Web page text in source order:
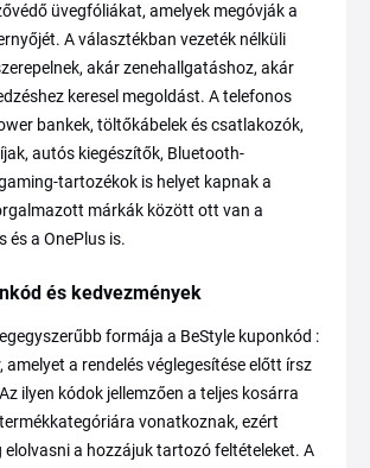
üvegfóliákat, amelyek megóvják a
A választékban vezeték nélküli
akár zenehallgatáshoz, akár
keresel megoldást. A telefonos
bankek, töltőkábelek és csatlakozók,
autós kiegészítők, Bluetooth-
tartozékok is helyet kapnak a
márkák között ott van a
és a OnePlus is.
és kedvezmények
formája a BeStyle kuponkód :
amelyet a rendelés véglegesítése előtt írsz
ilyen kódok jellemzően a teljes kosárra
vonatkoznak, ezért
elolvasni a hozzájuk tartozó feltételeket. A